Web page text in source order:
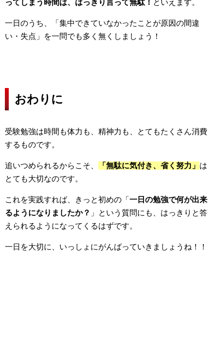
ってしまう時間は、はっきり言って無駄！ といえます。
一日のうち、「集中できていなかったことが原因の間違
い・失点」を一問でも多く無くしましょう！
おわりに
受験勉強は時間も体力も、精神力も、とてもたくさん消費
するものです。
追いつめられるからこそ、 「無駄に気付き、省く努力」 は
とても大切なのです。
これを実践すれば、きっと初めの「 一日の勉強で何が出来
るようになりましたか？ 」という質問にも、はっきりと答
えられるようになってくるはずです。
一日を大切に、いっしょにがんばっていきましょうね！！